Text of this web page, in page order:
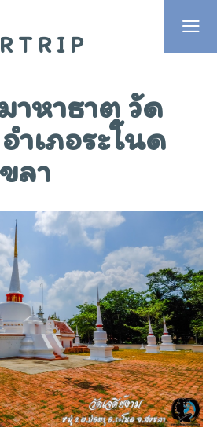
าหาธาตุ วัด
ำเภอระโนด
ลา